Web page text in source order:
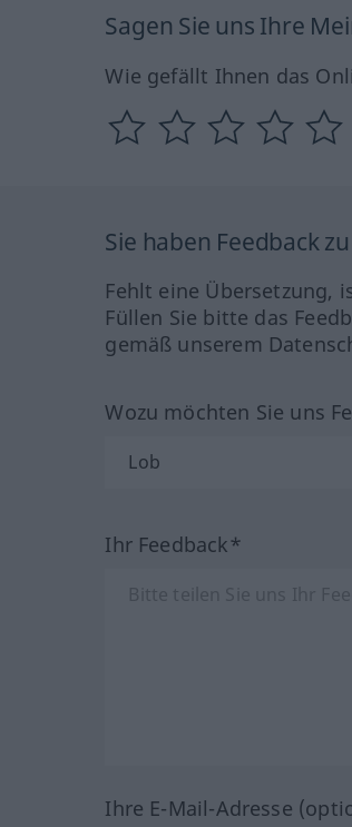
Sagen Sie uns Ihre
Wie gefällt Ihnen das
Sie haben Feedback
Fehlt eine Übersetzung,
Füllen Sie bitte das
gemäß unserem
Wozu möchten Sie uns
Ihr Feedback*
Ihre E-Mail-Adresse